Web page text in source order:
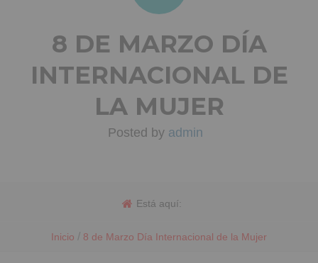
8 DE MARZO DÍA
INTERNACIONAL DE
LA MUJER
Posted by admin
Está aquí:
Inicio / 8 de Marzo Día Internacional de la Mujer